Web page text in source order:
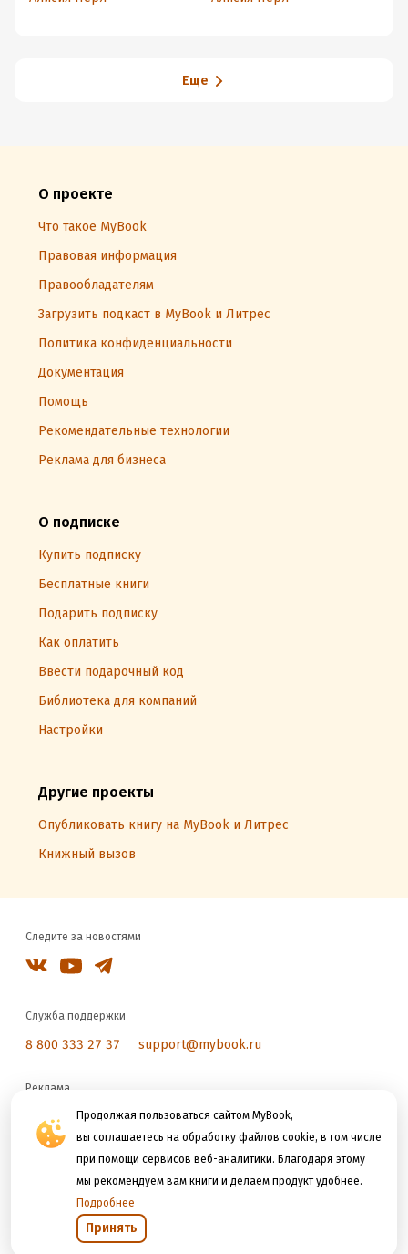
Продолжая пользоваться сайтом MyBook,
вы соглашаетесь на обработку файлов cookie, в том числе
при помощи сервисов веб-аналитики. Благодаря этому
мы рекомендуем вам книги и делаем продукт удобнее.
Подробнее
Принять
Еще
О проекте
Что такое MyBook
Правовая информация
Правообладателям
Загрузить подкаст в MyBook и Литрес
Политика конфиденциальности
Документация
Помощь
Рекомендательные технологии
Реклама для бизнеса
О подписке
Купить подписку
Бесплатные книги
Подарить подписку
Как оплатить
Ввести подарочный код
Библиотека для компаний
Настройки
Другие проекты
Опубликовать книгу на MyBook и Литрес
Книжный вызов
Следите за новостями
Служба поддержки
8 800 333 27 37 support@mybook.ru
Реклама
reklama@litres.ru
Мы принимаем к оплате
Открыть в приложении